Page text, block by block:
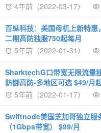
4年前（2022-03-17）
百纵科技：美国母机上新特
二期高防独服750起每月
5年前（2022-01-31）
SharktechG口带宽无限流量
防御高防-多地区可选 $49/月
5年前（2022-01-17）
Swiftnode美国芝加哥独立服
（1Gbps带宽） $99/月